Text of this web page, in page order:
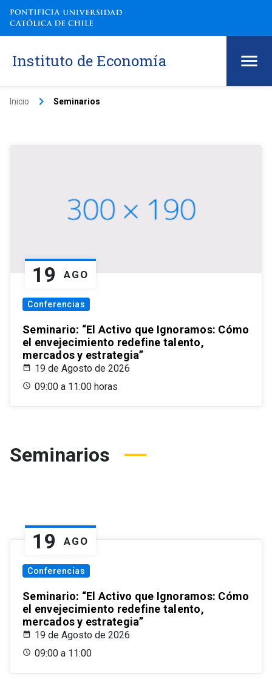
Instituto de Economía
Inicio keyboard_arrow_right Seminarios
19 AGO
Conferencias
Seminario: “El Activo que Ignoramos: Cómo
el envejecimiento redefine talento,
mercados y estrategia”
19 de Agosto de 2026
09:00 a 11:00 horas
Seminarios
19 AGO
Conferencias
Seminario: “El Activo que Ignoramos: Cómo
el envejecimiento redefine talento,
mercados y estrategia”
19 de Agosto de 2026
09:00 a 11:00